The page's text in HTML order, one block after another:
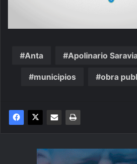
Anta Apolinario
municipios obra